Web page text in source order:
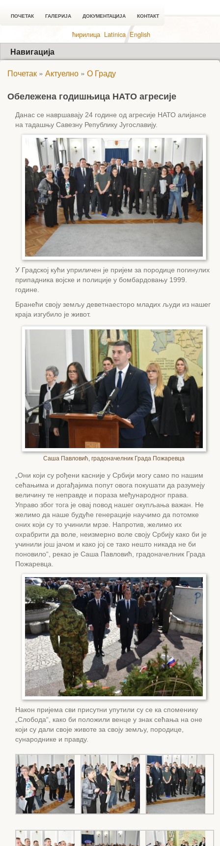
ПОЧЕТАК ГАЛЕРИЈА ДОКУМЕНТАЦИЈА КОНТАКТ
ћирилица Latinica English
Навигација
Почетак » Актуелно » О Граду
Обележена годишњица НАТО агресије
Данас се навршавају 24 године од агресије НАТО алијансе
на тадашњу Савезну Републику Југославију.
У Градској кући уприличен је пријем за породице погинулих
припадника војске и полиције у бомбардовању 1999.
године.
Бранећи своју земљу деветнаесторо младих људи из нашег
краја изгубило је живот.
Саша Павловић, градоначелник Града Пожаревца
„Они који су рођени касније у Србији могу само по нашим
сећањима и догађајима попут овога покушати да разумеју
величину те неправде и пораза међународног права.
Управо због тога је овај повод нашег окупљања важан. Не
желимо да наше будуће генерације научимо да потомке
оних који су то учинили мрзе. Напротив, желимо их
охрабрити да воле, неизмерно воле своју Србију како би је
учинили још јачом и како јој се тако нешто никада не би
поновило“, рекао је Саша Павловић, градоначелник Града
Пожаревца.
Након пријема сви присутни упутили су се ка споменику
„Слобода“, како би положили венце у знак сећања на оне
који су дали своје животе за своју земљу, породице,
сународнике и правду.